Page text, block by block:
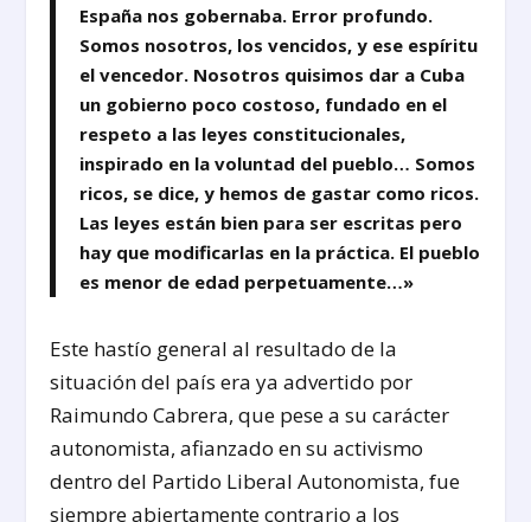
España nos gobernaba. Error profundo.
Somos nosotros, los vencidos, y ese espíritu
el vencedor. Nosotros quisimos dar a Cuba
un gobierno poco costoso, fundado en el
respeto a las leyes constitucionales,
inspirado en la voluntad del pueblo… Somos
ricos, se dice, y hemos de gastar como ricos.
Las leyes están bien para ser escritas pero
hay que modificarlas en la práctica. El pueblo
es menor de edad perpetuamente…»
Este hastío general al resultado de la
situación del país era ya advertido por
Raimundo Cabrera, que pese a su carácter
autonomista, afianzado en su activismo
dentro del Partido Liberal Autonomista, fue
siempre abiertamente contrario a los